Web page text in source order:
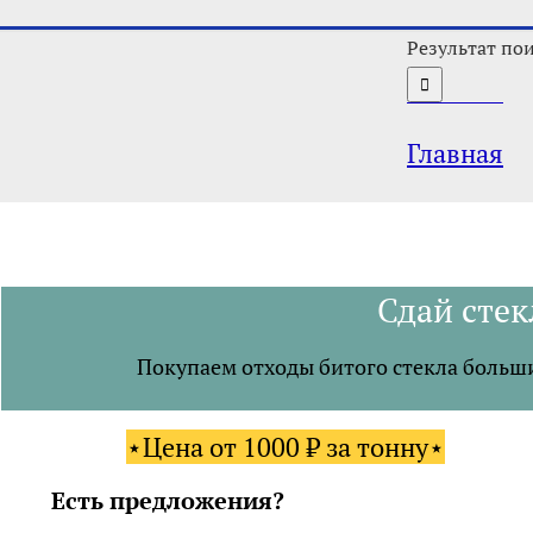
Результат
Главная
Сдай
Покупаем отходы битого стекла
⋆Цена от 1000 ₽ за тонну⋆
Есть предложения?